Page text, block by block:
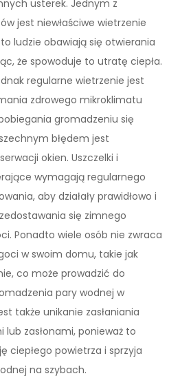
usterek. Jednym z
jest niewłaściwe wietrzenie
ludzie obawiają się otwierania
że spowoduje to utratę ciepła.
regularne wietrzenie jest
zdrowego mikroklimatu
gromadzeniu się
błędem jest
okien. Uszczelki i
wymagają regularnego
aby działały prawidłowo i
się zimnego
Ponadto wiele osób nie zwraca
w swoim domu, takie jak
co może prowadzić do
pary wodnej w
także unikanie zasłaniania
lub zasłonami, ponieważ to
ciepłego powietrza i sprzyja
na szybach.